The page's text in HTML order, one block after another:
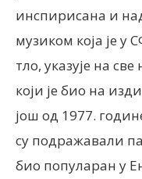
инспирисана и
музиком која је у
тло, указује на
који је био на
још од 1977.
су подражавали
био популаран